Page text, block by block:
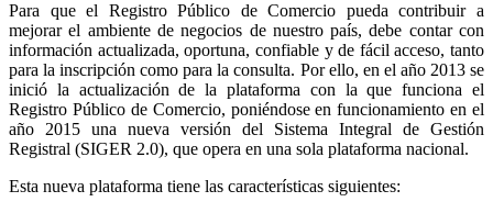
Para que el Registro Público de Comercio pueda contribuir a
mejorar el ambiente de negocios de nuestro país, debe contar con
información actualizada, oportuna, confiable y de fácil acceso, tanto
para la inscripción como para la consulta. Por ello, en el año 2013 se
inició la actualización de la plataforma con la que funciona el
Registro Público de Comercio, poniéndose en funcionamiento en el
año 2015 una nueva versión del Sistema Integral de Gestión
Registral (SIGER 2.0), que opera en una sola plataforma nacional.
Esta nueva plataforma tiene las características siguientes: